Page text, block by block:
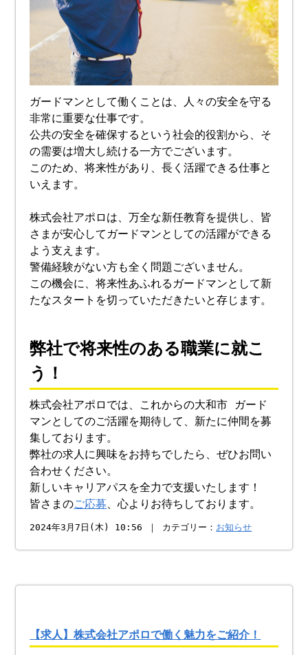
ガードマンとして働くことは、人々の安全を守る
非常に重要な仕事です。
公共の安全を確保するという社会的役割から、そ
の需要は増大し続ける一方でございます。
このため、将来性があり、長く活躍できる仕事と
いえます。
株式会社アポロは、万全な新任教育を提供し、皆
さまが安心してガードマンとしての活躍ができる
よう支えます。
警備経験がない方も全く問題ございません。
この機会に、将来性あふれるガードマンとして新
たなスタートを切っていただきたいと存じます。
弊社で将来性のある職業に就こ
う！
株式会社アポロでは、これからの大和市 ガード
マンとしてのご活躍を期待して、新たに仲間を募
集しております。
弊社の求人に興味をお持ちでしたら、ぜひお問い
合わせください。
新しいキャリアパスを全力で支援いたします！
皆さまのご応募、心よりお待ちしております。
2024年3月7日(木) 10:56 ｜ カテゴリー： お知らせ
【求人】株式会社アポロで働く魅力をご紹介！